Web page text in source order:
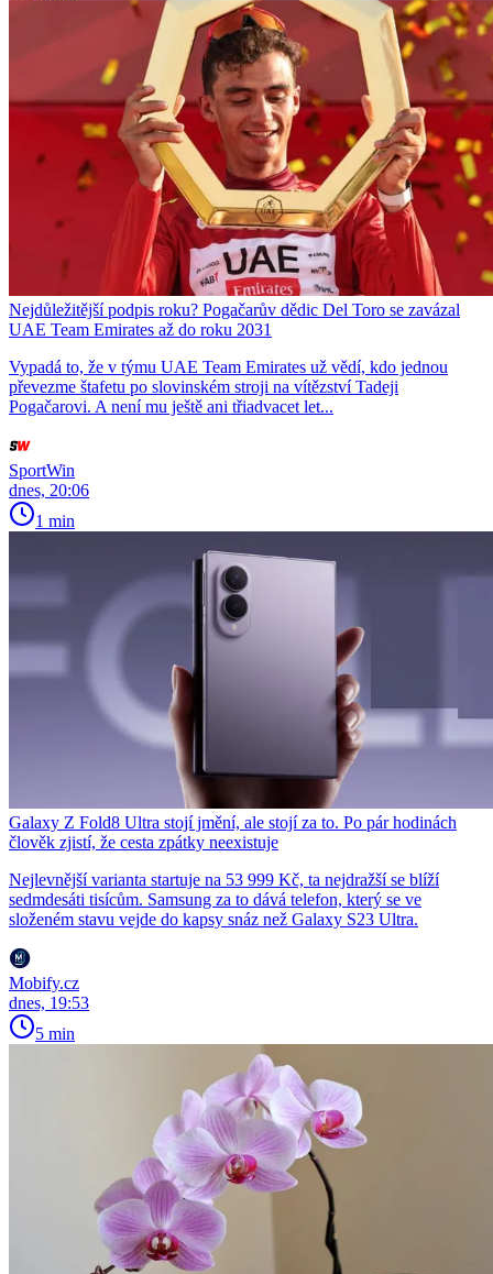
Nejdůležitější podpis roku? Pogačarův dědic Del Toro se zavázal
UAE Team Emirates až do roku 2031
Vypadá to, že v týmu UAE Team Emirates už vědí, kdo jednou
převezme štafetu po slovinském stroji na vítězství Tadeji
Pogačarovi. A není mu ještě ani třiadvacet let...
SportWin
dnes, 20:06
1 min
Galaxy Z Fold8 Ultra stojí jmění, ale stojí za to. Po pár hodinách
člověk zjistí, že cesta zpátky neexistuje
Nejlevnější varianta startuje na 53 999 Kč, ta nejdražší se blíží
sedmdesáti tisícům. Samsung za to dává telefon, který se ve
složeném stavu vejde do kapsy snáz než Galaxy S23 Ultra.
Mobify.cz
dnes, 19:53
5 min